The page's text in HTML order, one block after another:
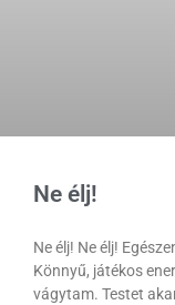
Ne élj!
Ne élj! Ne élj!
Könnyű, játékos
vágytam. Testet